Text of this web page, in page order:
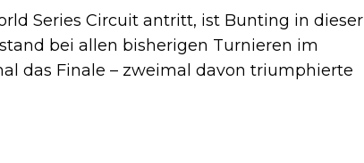
Series Circuit antritt, ist Bunting in dieser
bei allen bisherigen Turnieren im
das Finale – zweimal davon triumphierte